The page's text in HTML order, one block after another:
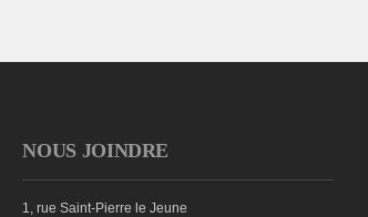
NOUS JOINDRE
1, rue Saint-Pierre le Jeune